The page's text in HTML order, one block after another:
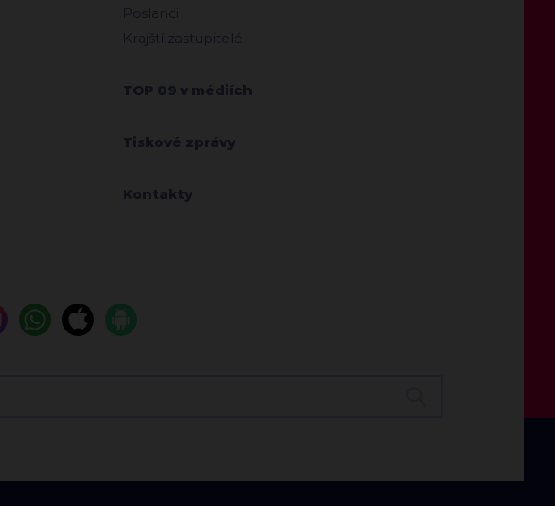
Poslanci
Krajští zastupitelé
TOP 09 v médiích
Tiskové zprávy
Kontakty